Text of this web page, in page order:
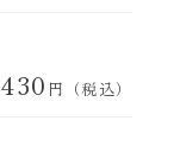
430 円（税込）